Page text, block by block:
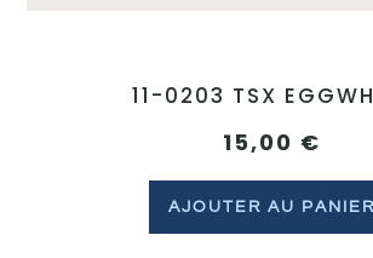
11-0203 TSX
15,00 €
AJOUTER AU PANIER